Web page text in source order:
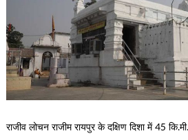
राजीव लोचन राजीम रायपुर के दक्षिण दिशा में 45